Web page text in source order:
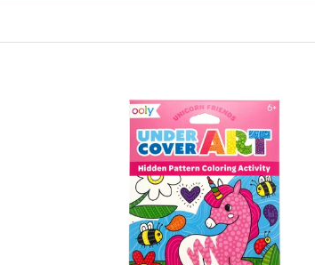
Kindvriendelijk en veilig:Alle producten zijn
selectie van de leuksteOOLY producten, met